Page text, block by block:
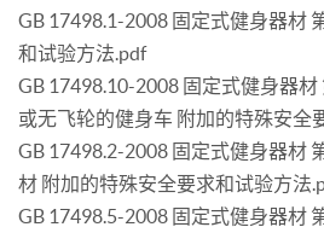
GB 17498.1-2008 固定式健身器材
和试验方法.pdf
GB 17498.10-2008 固定式健身器
或无飞轮的健身车 附加的特殊安全
GB 17498.2-2008 固定式健身器材
材 附加的特殊安全要求和试验方法
GB 17498.5-2008 固定式健身器材